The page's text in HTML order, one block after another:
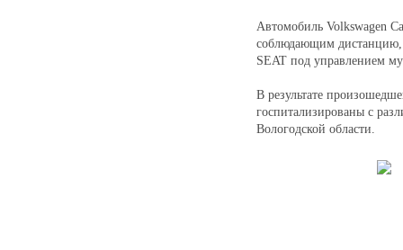
Автомобиль Volkswagen
соблюдающим дистанцию,
SEAT под управлением
В результате
госпитализированы с
Вологодской области.